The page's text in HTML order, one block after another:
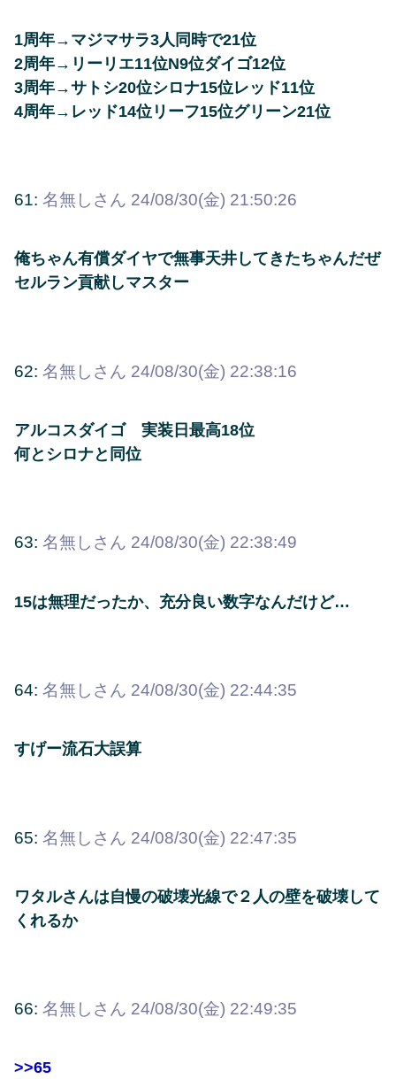
1周年→マジマサラ3人同時で21位
2周年→リーリエ11位N9位ダイゴ12位
3周年→サトシ20位シロナ15位レッド11位
4周年→レッド14位リーフ15位グリーン21位
61: 名無しさん 24/08/30(金) 21:50:26
俺ちゃん有償ダイヤで無事天井してきたちゃんだぜ
セルラン貢献しマスター
62: 名無しさん 24/08/30(金) 22:38:16
アルコスダイゴ 実装日最高18位
何とシロナと同位
63: 名無しさん 24/08/30(金) 22:38:49
15は無理だったか、充分良い数字なんだけど…
64: 名無しさん 24/08/30(金) 22:44:35
すげー流石大誤算
65: 名無しさん 24/08/30(金) 22:47:35
ワタルさんは自慢の破壊光線で２人の壁を破壊して
くれるか
66: 名無しさん 24/08/30(金) 22:49:35
>>65